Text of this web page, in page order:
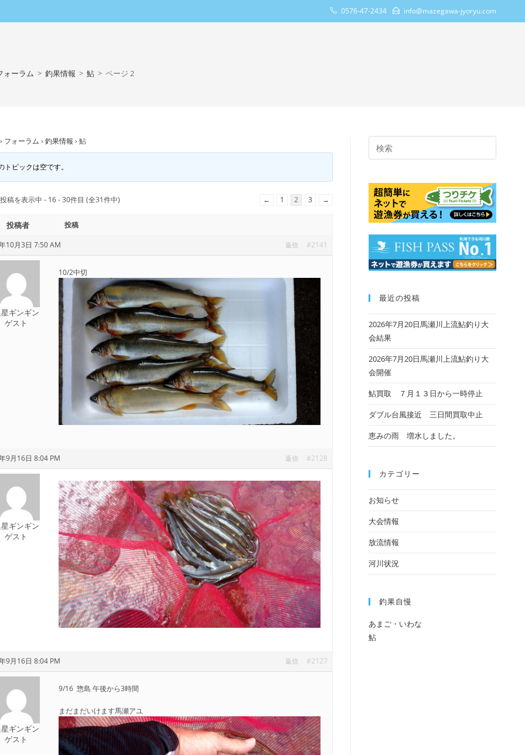
0576-47-2434 info@mazegawa-jyoryu.com
ォーラム > 釣果情報 > 鮎 > ページ 2
› フォーラム › 釣果情報 › 鮎
トピックは空です。
稿を表示中 - 16 - 30件目 (全31件中) ← 1 2 3 →
投稿者
投稿
10月3日 7:50 AM
#2141
返信
ギンギン
ゲスト
10/2中切
9月16日 8:04 PM #2128
返信
ギンギン
ゲスト
9月16日 8:04 PM #2127
返信
ギンギン
ゲスト
9/16 惣島 午後から3時間
まだまだいけます馬瀬アユ
Escape
close
最近の投稿
2026年7月20日馬瀬川上流鮎釣り大
会結果
2026年7月20日馬瀬川上流鮎釣り大
会開催
鮎買取 ７月１３日から一時停止
ダブル台風接近 三日間買取中止
恵みの雨 増水しました。
カテゴリー
お知らせ
大会情報
放流情報
河川状況
釣果自慢
あまご・いわな
鮎